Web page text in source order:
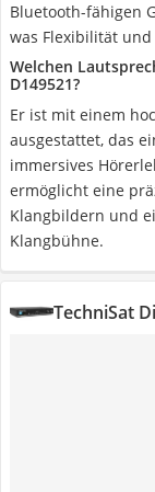
Bluetooth-fähigen
was Flexibilität
Welchen
D149521?
Er ist mit einem
ausgestattet, das
immersives
ermöglicht eine
Klangbildern und
Klangbühne.
TechniSat